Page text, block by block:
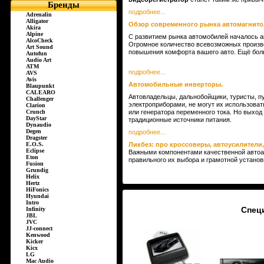
Бренды
Adrenalin
Alligator
Akira
Alpine
AlcoCheck
Art Sound
Autofun
Audio Art
ATM
AVS
Avis
Blaupunkt
CALEARO
Challenger
Clarion
Crunch
DayStar
Dynaudio
Degen
Dragster
E.O.S.
Eclipse
Eton
Fusion
Grundig
Helix
Hertz
HiFonics
Hyundai
Intro
Infinity
JBL
JVC
JJ-connect
Kenwood
Kicker
Kicx
LG
Mac Audio
подробнее...
Обзор современного рынка
С развитием рынка автомобилей началось
Огромное количество всевозможных
повышения комфорта вашего авто. Ещё
подробнее...
Автомобильные инверторы.
Автовладельцы, дальнобойщики, туристы,
электроприборами, не могут их
или генератора переменного тока. Но
традиционные источники питания.
подробнее...
Ликбез: про кроссоверы, автоусилители,
Важными компонентами качественной
правильного их выбора и грамотной